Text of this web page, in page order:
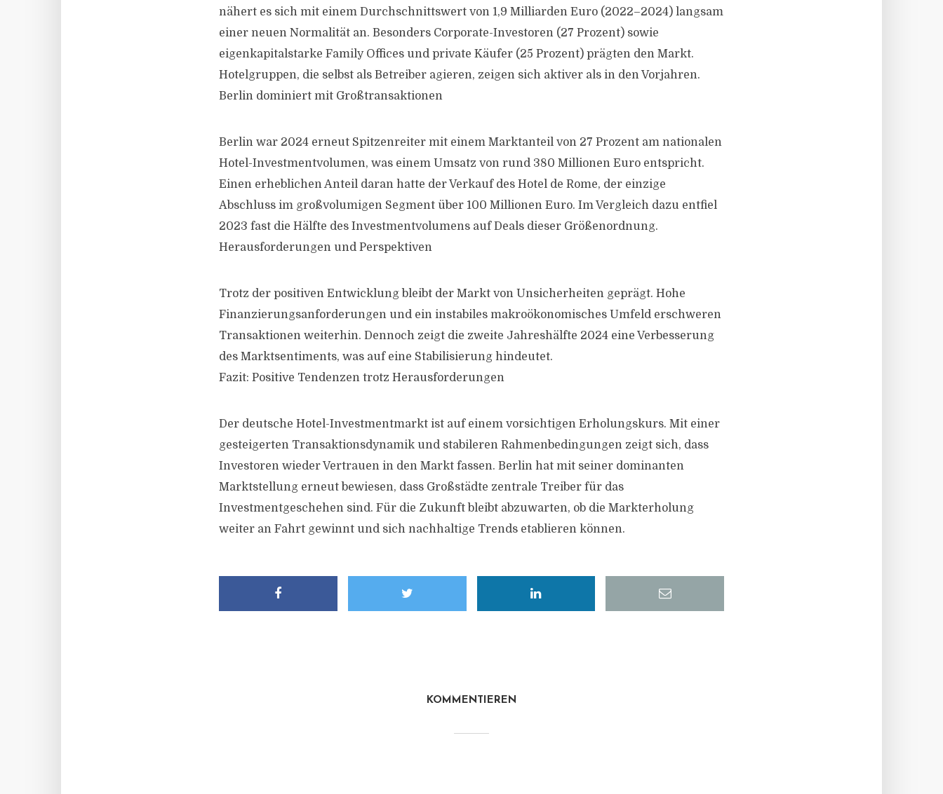
nähert es sich mit einem Durchschnittswert von 1,9 Milliarden Euro (2022–2024) langsam
einer neuen Normalität an. Besonders Corporate-Investoren (27 Prozent) sowie
eigenkapitalstarke Family Offices und private Käufer (25 Prozent) prägten den Markt.
Hotelgruppen, die selbst als Betreiber agieren, zeigen sich aktiver als in den Vorjahren.
Berlin dominiert mit Großtransaktionen
Berlin war 2024 erneut Spitzenreiter mit einem Marktanteil von 27 Prozent am nationalen
Hotel-Investmentvolumen, was einem Umsatz von rund 380 Millionen Euro entspricht.
Einen erheblichen Anteil daran hatte der Verkauf des Hotel de Rome, der einzige
Abschluss im großvolumigen Segment über 100 Millionen Euro. Im Vergleich dazu entfiel
2023 fast die Hälfte des Investmentvolumens auf Deals dieser Größenordnung.
Herausforderungen und Perspektiven
Trotz der positiven Entwicklung bleibt der Markt von Unsicherheiten geprägt. Hohe
Finanzierungsanforderungen und ein instabiles makroökonomisches Umfeld erschweren
Transaktionen weiterhin. Dennoch zeigt die zweite Jahreshälfte 2024 eine Verbesserung
des Marktsentiments, was auf eine Stabilisierung hindeutet.
Fazit: Positive Tendenzen trotz Herausforderungen
Der deutsche Hotel-Investmentmarkt ist auf einem vorsichtigen Erholungskurs. Mit einer
gesteigerten Transaktionsdynamik und stabileren Rahmenbedingungen zeigt sich, dass
Investoren wieder Vertrauen in den Markt fassen. Berlin hat mit seiner dominanten
Marktstellung erneut bewiesen, dass Großstädte zentrale Treiber für das
Investmentgeschehen sind. Für die Zukunft bleibt abzuwarten, ob die Markterholung
weiter an Fahrt gewinnt und sich nachhaltige Trends etablieren können.
KOMMENTIEREN